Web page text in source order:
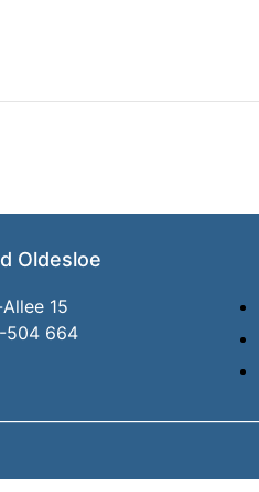
Oldesloe
15
504 664